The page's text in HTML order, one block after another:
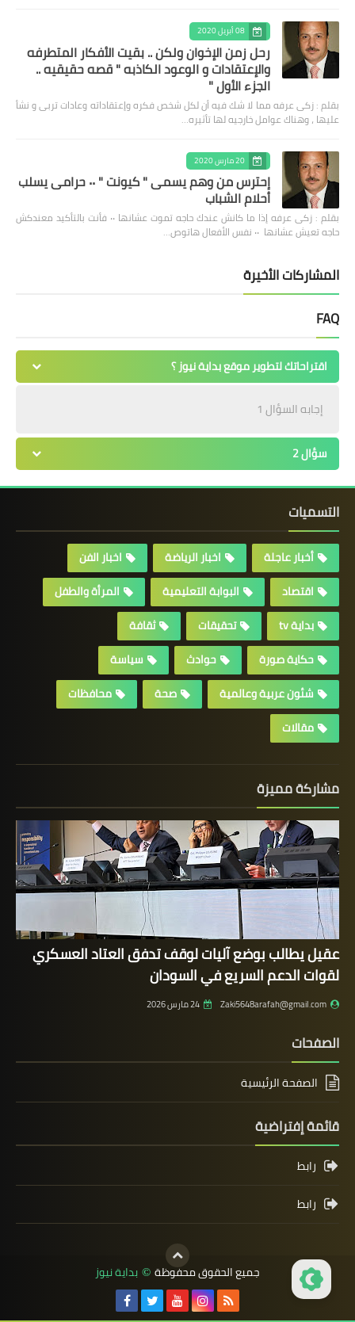
08 أبريل 2020
رحل زمن الإخوان ولكن .. بقيت الأفكار المتطرفه
والإعتقادات و الوعود الكاذبه " قصه حقيقيه ..
الجزء الأول "
بقلم : زكى عرفه مما لا شك فيه أن لكل شخص فكره وإعتقاداته وعادات تربى و نشأ
عليها ، وهناك عوامل خارجيه لها تأثيره…
20 مارس 2020
إحترس من وهم يسمى " كيونت " ٠٠ حرامى يسلب
أحلام الشباب
بقلم : زكى عرفه ‎إذا ما كانش عندك حاجه تموت عشانها ٠٠ فأنت بالتأكيد معندكش
حاجه تعيش عشانها ٠٠ نفس الأفعال هاتوص…
المشاركات الأخيرة
FAQ
اقتراحاتك لتطوير موقع بداية نيوز ؟
إجابه السؤال 1
سؤال 2
التسميات
أخبار عاجلة اخبار الرياضة
اخبار الفن
اقتصاد
البوابة التعليمية
المرأة والطفل
بداية tv
تحقيقات
ثقافة
حكاية صورة
حوادث
سياسة
شئون عربية وعالمية
صحة
محافظات
مقالات
مشاركة مميزة
عقيل يطالب بوضع آليات لوقف تدفق العتاد العسكري
لقوات الدعم السريع في السودان
Zaki5648arafah@gmail.com 24 مارس 2026
الصفحات
الصفحة الرئيسية
قائمة إفتراضية
رابط
رابط
جميع الحقوق محفوظة © بداية نيوز